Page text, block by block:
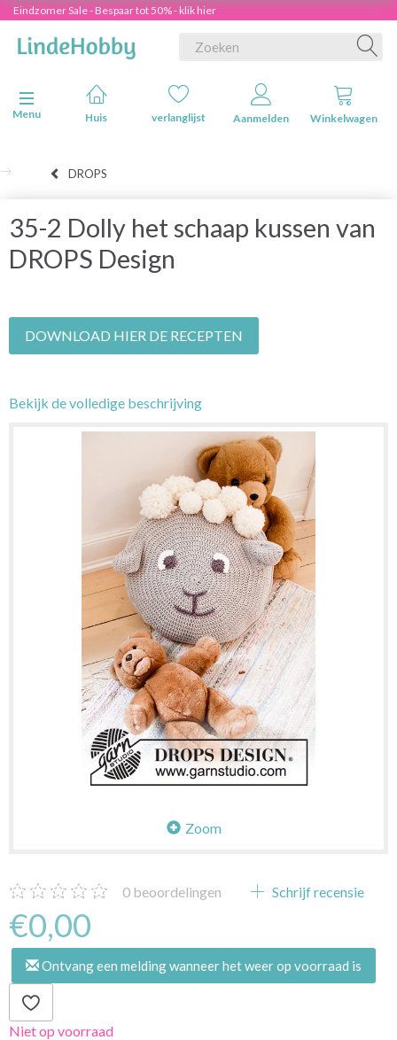
Eindzomer Sale - Bespaar tot 50% - klik hier
Navigatie in-/uitschakelen
Menu
Huis verlanglijst Aanmelden Winkelwagen
DROPS
35-2 Dolly het schaap kussen van
DROPS Design
DOWNLOAD HIER DE RECEPTEN
Bekijk de volledige beschrijving
Zoom
0 beoordelingen Schrijf recensie
€0,00
Ontvang een melding wanneer het weer op voorraad is
Niet op voorraad